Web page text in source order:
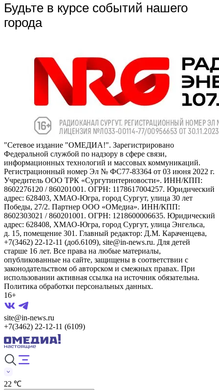
Будьте в курсе событий нашего
города
"Сетевое издание "ОМЕДИА!". Зарегистрировано
Федеральной службой по надзору в сфере связи,
информационных технологий и массовых коммуникаций.
Регистрационный номер Эл № ФС77-83364 от 03 июня 2022 г.
Учредитель ООО ТРК «Сургутинтерновости». ИНН/КПП:
8602276120 / 860201001. ОГРН: 1178617004257. Юридический
адрес: 628403, ХМАО-Югра, город Сургут, улица 30 лет
Победы, 27/2. Партнер ООО «ОМедиа». ИНН/КПП:
8602303021 / 860201001. ОГРН: 1218600006635. Юридический
адрес: 628408, ХМАО-Югра, город Сургут, улица Энгельса,
д. 15, помещение 301. Главный редактор: Д.М. Караченцева,
+7(3462) 22-12-11 (доб.6109), site@in-news.ru. Для детей
старше 16 лет. Все права на любые материалы,
опубликованные на сайте, защищены в соответствии с
законодательством об авторском и смежных правах. При
использовании активная ссылка на источник обязательна.
Политика обработки персональных данных.
16+
site@in-news.ru
+7(3462) 22-12-11 (6109)
22 ℃